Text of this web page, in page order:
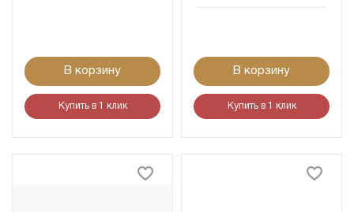
В корзину
Купить в 1 клик
В корзину
Купить в 1 клик